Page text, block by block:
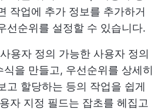
작업에 추가 정보를 추가하거
선순위를 설정할 수 있습니다.
용자 정의 가능한 사용자 정의
을 만들고, 우선순위를 상세히
고 할당하는 등의 작업을 쉽게
자 지정 필드는 잡초를 헤집고